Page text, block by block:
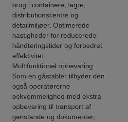
brug i containere, lagre,
distributionscentre og
detailmiljøer. Optimerede
hastigheder for reducerede
håndteringstider og forbedret
effektivitet.
Multifunktionel opbevaring:
Som en gåstabler tilbyder den
også operatørerne
bekvemmelighed med ekstra
opbevaring til transport af
genstande og dokumenter,